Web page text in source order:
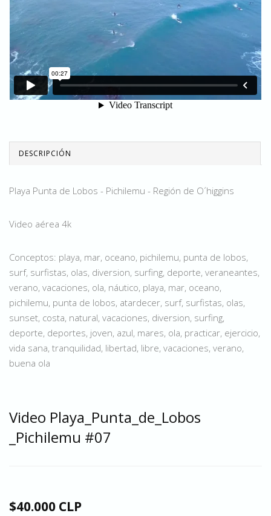
DESCRIPCIÓN
Playa Punta de Lobos - Pichilemu - Región de O´higgins
Video aérea 4k
Conceptos: playa, mar, oceano, pichilemu, punta de lobos,
surf, surfistas, olas, diversion, surfing, deporte, veraneantes,
verano, vacaciones, ola, náutico, playa, mar, oceano,
pichilemu, punta de lobos, atardecer, surf, surfistas, olas,
sunset, costa, natural, vacaciones, diversion, surfing,
deporte, deportes, joven, azul, mares, ola, practicar, ejercicio,
vida sana, tranquilidad, libertad, libre, vacaciones, verano,
buena ola
Video Playa_Punta_de_Lobos
_Pichilemu #07
$40.000 CLP